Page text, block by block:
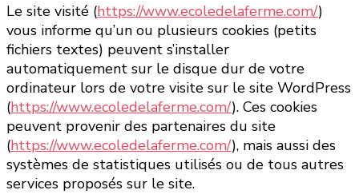
Le site visité (https://www.ecoledelaferme.com/)
vous informe qu’un ou plusieurs cookies (petits
fichiers textes) peuvent s’installer
automatiquement sur le disque dur de votre
ordinateur lors de votre visite sur le site WordPress
(https://www.ecoledelaferme.com/). Ces cookies
peuvent provenir des partenaires du site
(https://www.ecoledelaferme.com/), mais aussi des
systèmes de statistiques utilisés ou de tous autres
services proposés sur le site.